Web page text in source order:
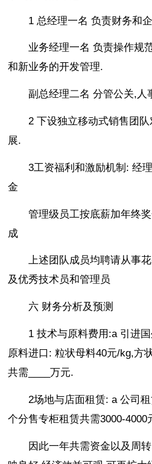
1 总经理一名 负责财务和
业务经理一名 负责操作规
和新业务的开发管理.
副总经理二名 分管公关,人
2 下设独立移动式销售团
展.
3工资福利和激励机制: 经
金
管理级员工按底薪加年终
成
上述团队成员均聘请从事
及优秀技术员和管理员
六 财务分析及预测
1 技术与原料费用:a 引进
原料进口: 粒状母料40元/kg,方
共需____万元.
2场地与店面租赁: a 公司
个分售专柜租赁共需3000-4000
因此一年共需资金以及周